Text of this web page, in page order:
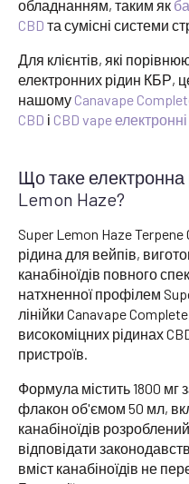
обладнанням, таким як
CBD та сумісні системи
Для клієнтів, які
електронних рідин КБР,
нашому Canavape
CBD і CBD vape
Що таке електронна
Lemon Haze?
Super Lemon Haze
рідина для вейпів,
канабіноїдів повного
натхненної профілем
лінійки Canavape
високоміцних рідинах
пристроїв.
Формула містить 1800 мг
флакон об'ємом 50 мл,
канабіноїдів
відповідати
вміст канабіноїдів не